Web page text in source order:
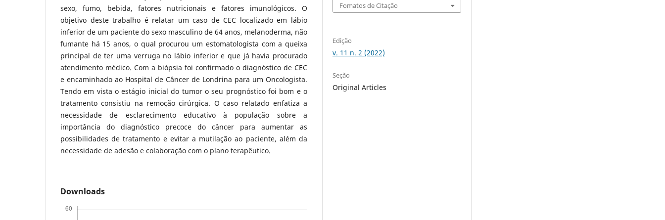
sexo, fumo, bebida, fatores nutricionais e fatores imunológicos. O
objetivo deste trabalho é relatar um caso de CEC localizado em lábio
inferior de um paciente do sexo masculino de 64 anos, melanoderma, não
fumante há 15 anos, o qual procurou um estomatologista com a queixa
principal de ter uma verruga no lábio inferior e que já havia procurado
atendimento médico. Com a biópsia foi confirmado o diagnóstico de CEC
e encaminhado ao Hospital de Câncer de Londrina para um Oncologista.
Tendo em vista o estágio inicial do tumor o seu prognóstico foi bom e o
tratamento consistiu na remoção cirúrgica. O caso relatado enfatiza a
necessidade de esclarecimento educativo à população sobre a
importância do diagnóstico precoce do câncer para aumentar as
possibilidades de tratamento e evitar a mutilação ao paciente, além da
necessidade de adesão e colaboração com o plano terapêutico.
Downloads
Fomatos de Citação
Edição
v. 11 n. 2 (2022)
Seção
Original Articles